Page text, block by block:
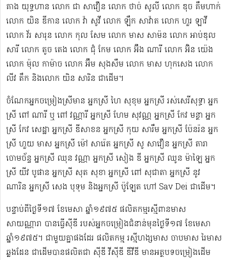
គាង យុទ្ធហាន លោក ជា សាវឿន លោក ថាច់ សូលី លោក ឌុច គឹមហាក់
លោក យិន ឌីកាន លោក វ៉ា សូវី លោក ឡឹក សាវ៉ាត លោក ហួរ ឡាវី
លោក វ័រ សារុន​ លោក កុល សែម លោក មាស សាម៉ន លោក អាប់ឌុល
សារី លោក តូច តេង លោក ជុំ កែម លោក អ៊ឹង ណារី លោក អ៊ិន យ៉េង​​
លោក ម៉ុល កាម៉ាច លោក អ៊ឹម សុងសឺម ​លោក មាស ហុក​សេង លោក​ ​​
លីវ តឹក និងលោក យិន សារិន ជាដើម។
ចំណែកអ្នកចម្រៀងស្រីមាន អ្នកស្រី ហៃ សុខុម​ អ្នកស្រី រស់សេរី​សុទ្ធា អ្នក
ស្រី ពៅ ណារី ឬ ពៅ វណ្ណារី អ្នកស្រី ហែម សុវណ្ណ អ្នកស្រី កែវ មន្ថា អ្នក
ស្រី កែវ សេដ្ឋា អ្នកស្រី ឌី​សាខន អ្នកស្រី កុយ សារឹម អ្នកស្រី ប៉ែនរ៉ន អ្នក
ស្រី ហួយ មាស អ្នកស្រី ម៉ៅ សារ៉េត ​អ្នកស្រី សូ សាវឿន អ្នកស្រី តារា
ចោម​ច័ន្ទ អ្នកស្រី ឈុន វណ្ណា អ្នកស្រី សៀង ឌី អ្នកស្រី ឈូន ម៉ាឡៃ អ្នក
ស្រី យីវ​ បូផាន​ អ្នកស្រី​ សុត សុខា អ្នកស្រី ពៅ សុជាតា អ្នកស្រី នូវ
ណារិន អ្នកស្រី សេង បុទុម និងអ្នកស្រី ប៉ូឡែត ហៅ Sav Dei ជាដើម។
បន្ទាប់​ពីថ្ងៃទី១៧ ខែមេសា ឆ្នាំ១៩៧៥​ ផលិតកម្មរស្មីពានមាស
សាយណ្ណារា បានធ្វើស៊ីឌី ​របស់អ្នកចម្រៀងជំនាន់មុនថ្ងៃទី១៧ ខែមេសា
ឆ្នាំ១៩៧៥។ ជាមួយគ្នាផងដែរ ផលិតកម្ម រស្មីហង្សមាស ចាបមាស រៃមាស​
ឆ្លងដែន ជាដើមបានផលិតជា ស៊ីឌី វីស៊ីឌី ឌីវីឌី មានអត្ថបទចម្រៀងដើម